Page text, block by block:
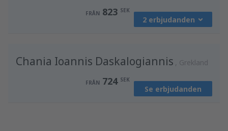
FRÅN 823 SEK
2 erbjudanden
FRÅN 823 SEK
(ARN)
Chania Ioannis Daskalogiannis Grekland
FRÅN 724 SEK
Se erbjudanden